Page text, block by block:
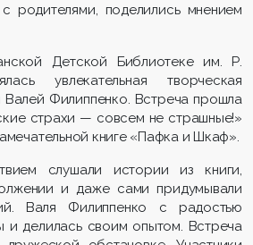
родителями, поделились мнением
Детской Библиотеке им. Р.
увлекательная творческая
Валей Филиппенко. Встреча прошла
страхи — совсем не страшные!»
книге «Пафка и Шкаф».
слушали истории из книги,
и даже сами придумывали
Валя Филиппенко с радостью
и делилась своим опытом. Встреча